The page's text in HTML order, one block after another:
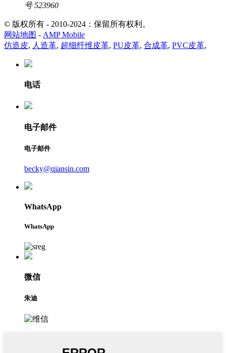
号 523960
© 版权所有 - 2010-2024：保留所有权利。
网站地图 - AMP Mobile
仿造皮, 人造革, 超细纤维皮革, PU皮革, 合成革, PVC皮革,
电话
电子邮件
电子邮件
becky@qiansin.com
WhatsApp
WhatsApp
微信
朱迪